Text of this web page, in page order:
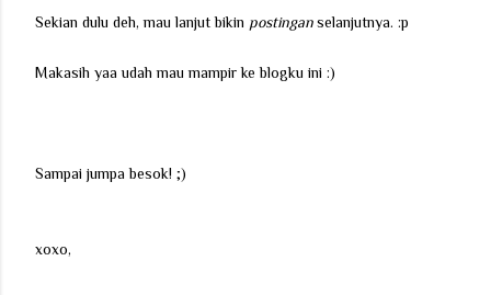
Sekian dulu deh, mau lanjut bikin postinganselanjutnya. :p
Makasih yaa udah mau mampir ke blogku ini :)
Sampai jumpa besok! ;)
xoxo,